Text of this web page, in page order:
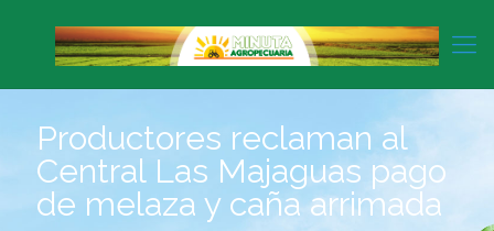
Productores reclaman al
Central Las Majaguas pago
de melaza y caña arrimada